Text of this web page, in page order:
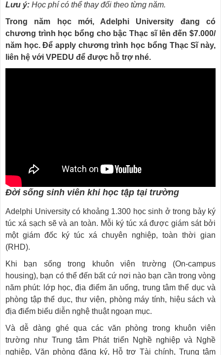
Lưu ý: Học phí có thể thay đổi theo từng năm.
Trong năm học mới, Adelphi University đang có
chương trình học bổng cho bậc Thạc sĩ lên đến $7.000/
năm học. Để apply chương trình học bổng Thạc Sĩ này,
liên hệ với VPEDU để được hỗ trợ nhé.
Đời sống sinh viên khi học tập tại trường
Adelphi University có khoảng 1.300 học sinh ở trong bảy ký
túc xá sạch sẽ và an toàn. Mỗi ký túc xá được giám sát bởi
một giám đốc ký túc xá chuyên nghiệp, toàn thời gian
(RHD).
Khi bạn sống trong khuôn viên trường (On-campus
housing), bạn có thể đến bất cứ nơi nào bạn cần trong vòng
năm phút: lớp học, địa điểm ăn uống, trung tâm thể dục và
phòng tập thể dục, thư viện, phòng máy tính, hiệu sách và
địa điểm biểu diễn nghệ thuật ngoạn mục.
Và dễ dàng ghé qua các văn phòng trong khuôn viên
trường như Trung tâm Phát triển Nghề nghiệp và Nghề
nghiệp, Văn phòng đăng ký, Hỗ trợ Tài chính, Trung tâm